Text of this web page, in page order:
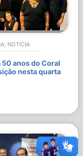
, NOTÍCIA
anos do Coral
nesta quarta